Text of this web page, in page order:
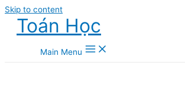
Skip to content
Toán Học
Main Menu